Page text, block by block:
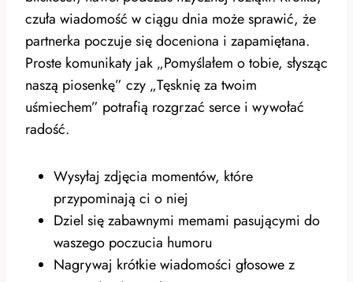
czuła wiadomość w ciągu dnia może sprawić, że
partnerka poczuje się doceniona i zapamiętana.
Proste komunikaty jak „Pomyślałem o tobie, słysząc
naszą piosenkę” czy „Tęsknię za twoim
uśmiechem” potrafią rozgrzać serce i wywołać
radość.
Wysyłaj zdjęcia momentów, które
przypominają ci o niej
Dziel się zabawnymi memami pasującymi do
waszego poczucia humoru
Nagrywaj krótkie wiadomości głosowe z